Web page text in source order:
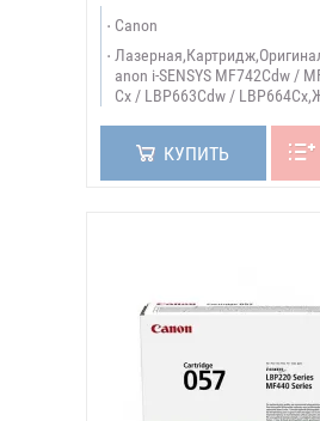
Canon
anon i-SENSYS MF742Cdw /
Cx / LBP663Cdw /
КУПИТЬ